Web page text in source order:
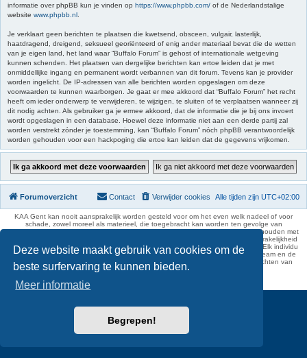
Deze website maakt gebruik van cookies om de
beste surfervaring te kunnen bieden.
Meer informatie
Begrepen!
informatie over phpBB kun je vinden op https://www.phpbb.com/ of de Nederlandstalige
website www.phpbb.nl
Je verklaart geen berichten te plaatsen die kwetsend, obsceen, vulgair, lasterlijk,
haatdragend, dreigend, seksueel georiënteerd of enig ander materiaal bevat die de wetten
van je eigen land, het land waar “Buffalo Forum” is gehost of internationale wetgeving
kunnen schenden. Het plaatsen van dergelijke berichten kan ertoe leiden dat je met
onmiddellijke ingang en permanent wordt verbannen van dit forum. Tevens kan je provider
worden ingelicht. De IP-adressen van alle berichten worden opgeslagen om deze
voorwaarden te kunnen waarborgen. Je gaat er mee akkoord dat “Buffalo Forum” het recht
heeft om ieder onderwerp te verwijderen, te wijzigen, te sluiten of te verplaatsen wanneer zij
dit nodig achten. Als gebruiker ga je ermee akkoord, dat de informatie die je bij ons invoert
wordt opgeslagen in een database. Hoewel deze informatie niet aan een derde partij zal
worden verstrekt zónder je toestemming, kan “Buffalo Forum” nóch phpBB verantwoordelijk
worden gehouden voor een hackpoging die ertoe kan leiden dat de gegevens vrijkomen.
Forumoverzicht Alle tijden zijn UTC+02:00
Verwijder cookies
Contact
KAA Gent kan nooit aansprakelijk worden gesteld voor om het even welk nadeel of voor
schade, zowel moreel als materieel, die toegebracht kan worden ten gevolge van
feitelijkheden en daden van derden die rechtstreeks of onrechtstreeks verband houden met
de gegevens vermeld op de website van KAA Gent. Deze ontheffing van aansprakelijkheid
geldt inzonderheid voor het forum, waarvan KAA Gent zich volledig distantieert. Elk individu
is dus verantwoordelijk voor zijn uitlatingen op het Buffalo Forum. Ook het webteam en de
moderators kunnen niet aansprakelijk gesteld worden voor de inhoud van berichten van
gebruikers.